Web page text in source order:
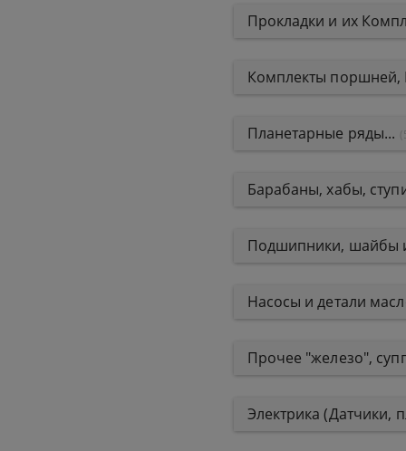
Прокладки и их
Комплекты
Планетарные ряды...
Барабаны, хабы,
Подшипники, шайбы
Насосы и детали
Прочее "железо",
Электрика (Датчики,